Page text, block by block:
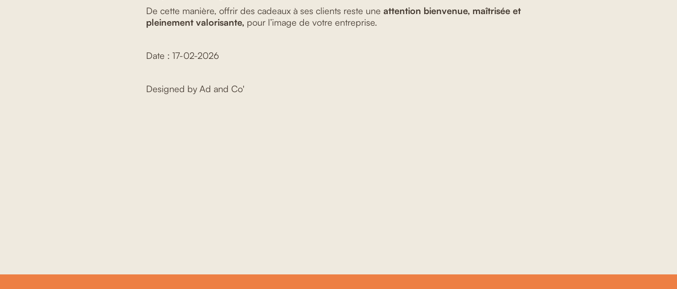
De cette manière, offrir des cadeaux à ses clients reste une attention bienvenue, maîtrisée et
pleinement valorisante, pour l’image de votre entreprise.
Date : 17-02-2026
Designed by Ad and Co'